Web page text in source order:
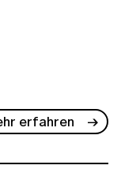
erfahren